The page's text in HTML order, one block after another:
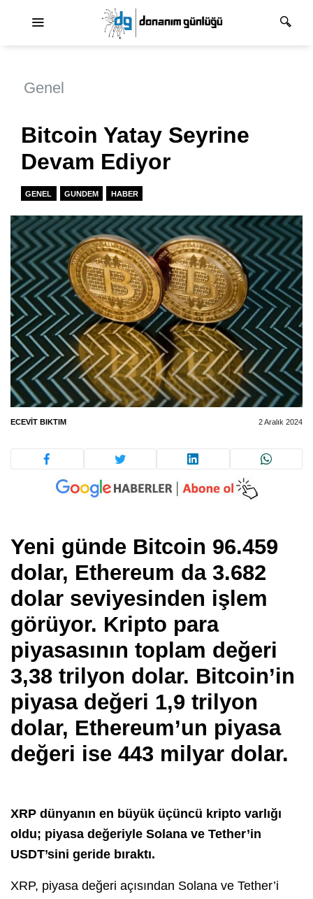
Genel
Bitcoin Yatay Seyrine
Devam Ediyor
GENEL GUNDEM HABER
ECEVIT BIKTIM 2 Aralık 2024
Yeni günde Bitcoin 96.459
dolar, Ethereum da 3.682
dolar seviyesinden işlem
görüyor. Kripto para
piyasasının toplam değeri
3,38 trilyon dolar. Bitcoin’in
piyasa değeri 1,9 trilyon
dolar, Ethereum’un piyasa
değeri ise 443 milyar dolar.
XRP dünyanın en büyük üçüncü kripto varlığı
oldu; piyasa değeriyle Solana ve Tether’in
USDT’sini geride bıraktı.
XRP, piyasa değeri açısından Solana ve Tether’i